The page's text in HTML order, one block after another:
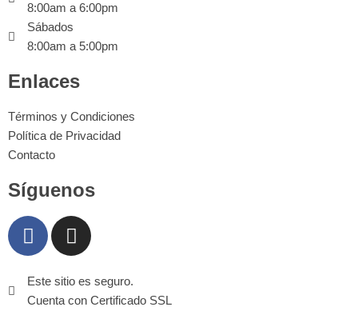
8:00am a 6:00pm
Sábados
8:00am a 5:00pm
Enlaces
Términos y Condiciones
Política de Privacidad
Contacto
Síguenos
Este sitio es seguro.
Cuenta con Certificado SSL